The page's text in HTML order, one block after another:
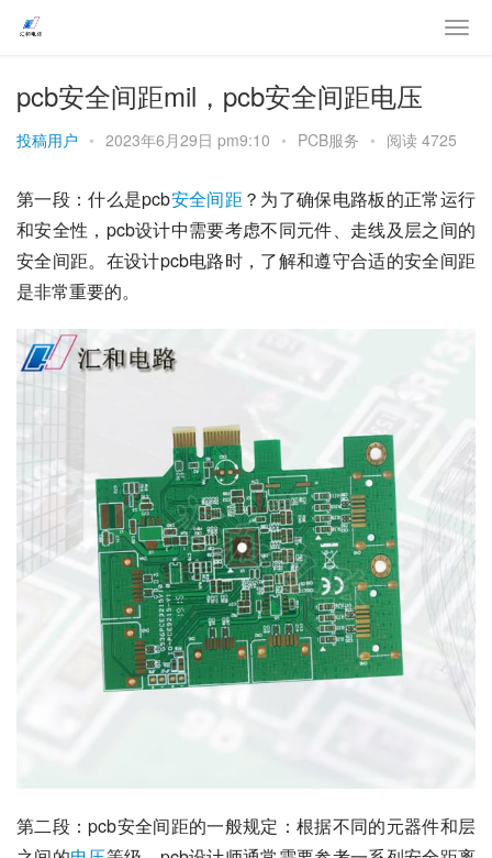
pcb安全间距mil，pcb安全间距电压
投稿用户 • 2023年6月29日 pm9:10 • PCB服务 • 阅读 4725
第一段：什么是pcb安全间距 ？为了确保电路板的正常运行
和安全性，pcb设计中需要考虑不同元件、走线及层之间的
安全间距。在设计pcb电路时，了解和遵守合适的安全间距
是非常重要的。
第二段：pcb安全间距的一般规定：根据不同的元器件和层